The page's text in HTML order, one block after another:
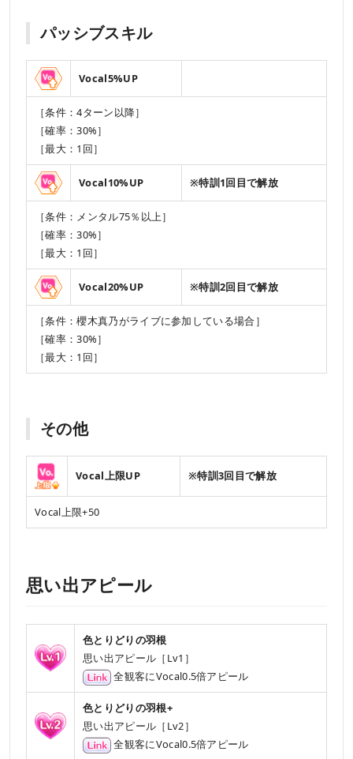
パッシブスキル
Vocal5%UP
［条件：4ターン以降］
［確率：30%］
［最大：1回］
Vocal10%UP ※特訓1回目で解放
［条件：メンタル75％以上］
［確率：30%］
［最大：1回］
Vocal20%UP ※特訓2回目で解放
［条件：櫻木真乃がライブに参加している場合］
［確率：30%］
［最大：1回］
その他
Vocal上限UP ※特訓3回目で解放
Vocal上限+50
思い出アピール
色とりどりの羽根
思い出アピール［Lv1］
全観客にVocal0.5倍アピール
色とりどりの羽根+
思い出アピール［Lv2］
全観客にVocal0.5倍アピール